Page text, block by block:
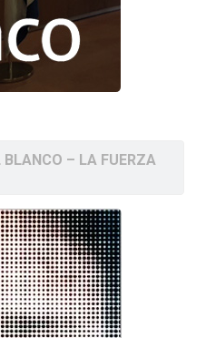
BLANCO – LA FUERZA